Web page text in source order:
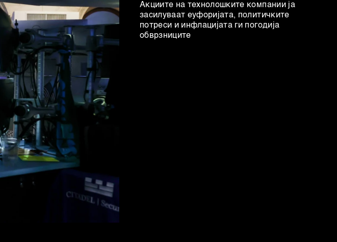
Акциите на технолошките компании ја
засилуваат еуфоријата, политичките
потреси и инфлацијата ги погодија
обврзниците